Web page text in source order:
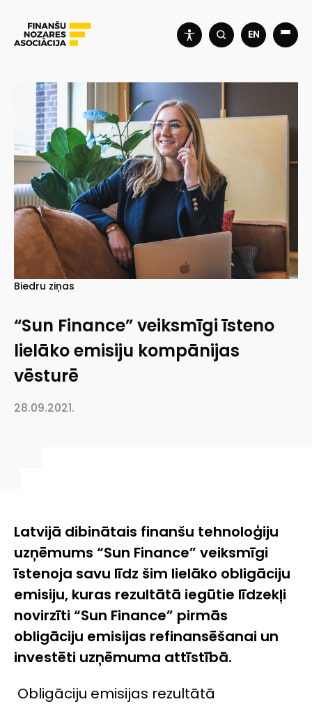
EN
Biedru ziņas
“Sun Finance” veiksmīgi īsteno
lielāko emisiju kompānijas
vēsturē
28.09.2021.
Latvijā dibinātais finanšu tehnoloģiju
uzņēmums “Sun Finance” veiksmīgi
īstenoja savu līdz šim lielāko obligāciju
emisiju, kuras rezultātā iegūtie līdzekļi
novirzīti “Sun Finance” pirmās
obligāciju emisijas refinansēšanai un
investēti uzņēmuma attīstībā.
Obligāciju emisijas rezultātā